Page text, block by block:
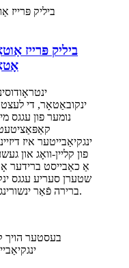
ינקובאַטאָר, די לעצט
נומער פון עגגס
ינגקיאַבייטער איז
פון קליין-וואָג און
אַ כאַבייסט ברידער
שטערן סעריע עגגס
ברירה פֿאַר ינשורינג געראָטן לוטשינג רעזולטאַטן.